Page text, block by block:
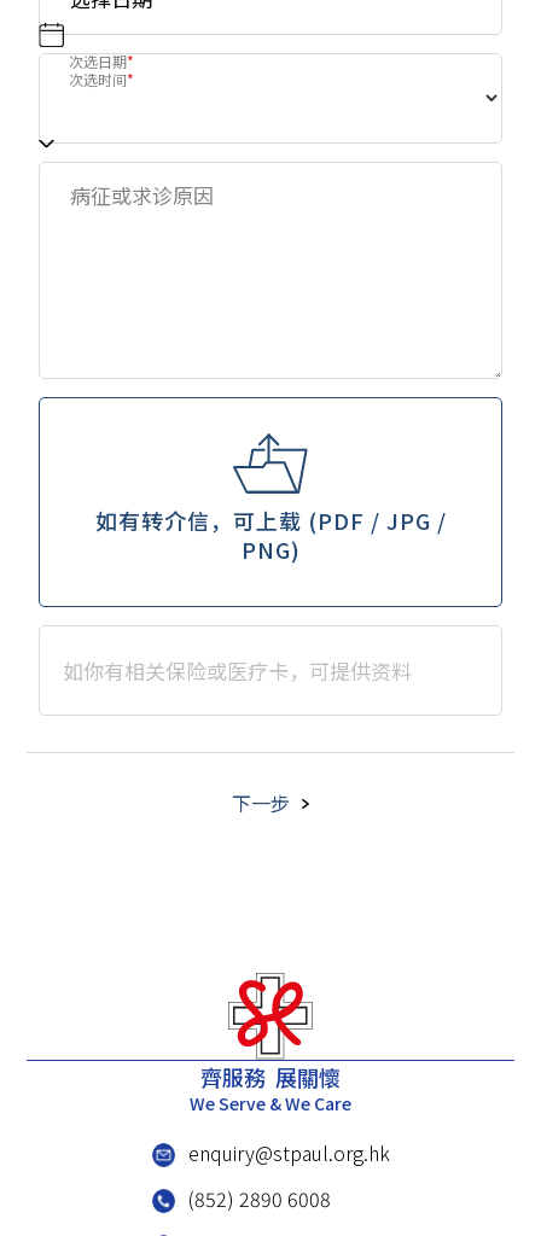
次选日期*
次选时间*
如有转介信，可上载 (PDF / JPG /
PNG)
如你有相关保险或医疗卡，可提供资料
下一步
齊服務 展關懷
We Serve & We Care
enquiry@stpaul.org.hk
(852) 2890 6008